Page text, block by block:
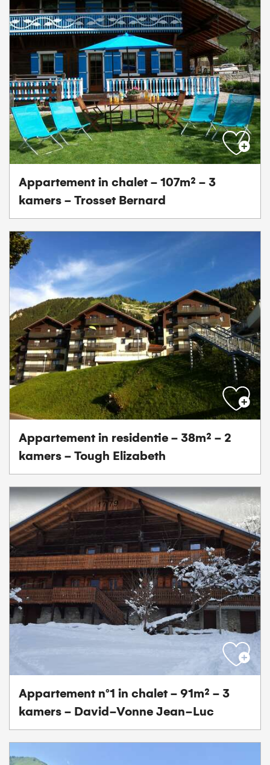
Appartement in chalet - 107m² - 3
kamers - Trosset Bernard
Appartement in residentie - 38m² - 2
kamers - Tough Elizabeth
Appartement n°1 in chalet - 91m² - 3
kamers - David-Vonne Jean-Luc